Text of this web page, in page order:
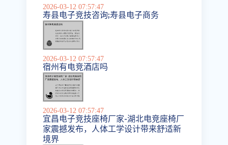
2026-03-12 07:57:47
寿县电子竞技咨询;寿县电子商务
2026-03-12 07:57:47
宿州有电竞酒店吗
2026-03-12 07:57:47
宜昌电子竞技座椅厂家-湖北电竞座椅厂
家震撼发布，人体工学设计带来舒适新
境界